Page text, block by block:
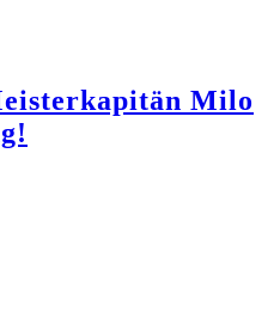
Milo